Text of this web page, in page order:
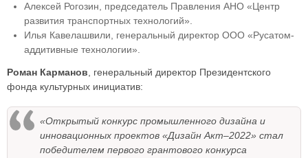
Алексей Рогозин, председатель Правления АНО «Центр
развития транспортных технологий».
Илья Кавелашвили, генеральный директор ООО «Русатом-
аддитивные технологии».
Роман Карманов , генеральный директор Президентского
фонда культурных инициатив:
«Открытый конкурс промышленного дизайна и
инновационных проектов «Дизайн Акт–2022» стал
победителем первого грантового конкурса